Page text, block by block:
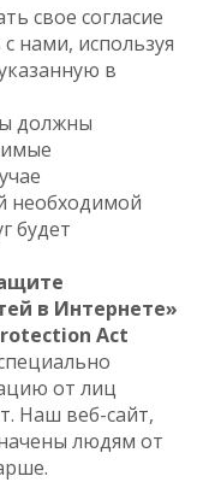
свое согласие
нами, используя
в
должны
необходимой
будет
в Интернете»
Act
от лиц
Наш веб-сайт,
людям от